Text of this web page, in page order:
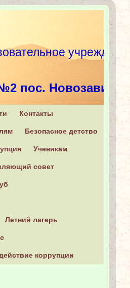
пос.
ул. Советская, 6
Контакты
Безопасное детство
Ученикам
совет
Летний лагерь
коррупции